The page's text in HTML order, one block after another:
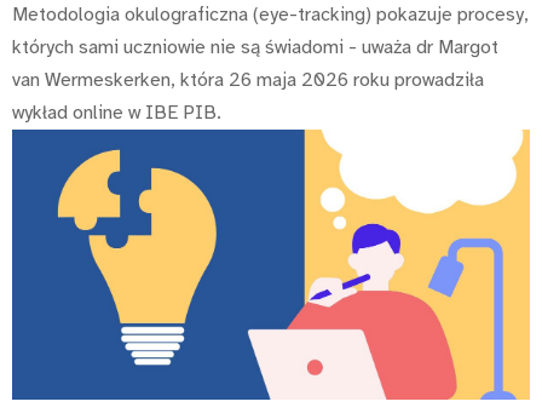
Metodologia okulograficzna (eye-tracking) pokazuje procesy,
których sami uczniowie nie są świadomi - uważa dr Margot
van Wermeskerken, która 26 maja 2026 roku prowadziła
wykład online w IBE PIB.